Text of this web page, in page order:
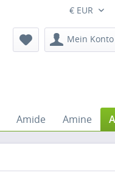
€ EUR
Mein Konto
Amide Amine